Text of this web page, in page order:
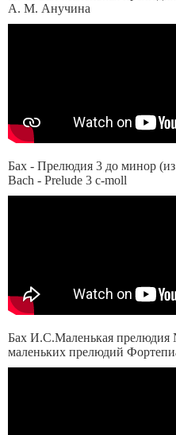
А. М. Анучина
Бах - Прелюдия 3 до минор
Bach - Prelude 3 с-moll
Бах И.С.Маленькая
маленьких прелюдий